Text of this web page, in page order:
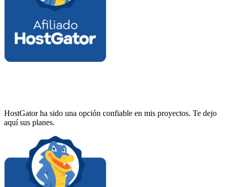
HostGator ha sido una opción confiable en mis proyectos. Te dejo
aquí sus planes.